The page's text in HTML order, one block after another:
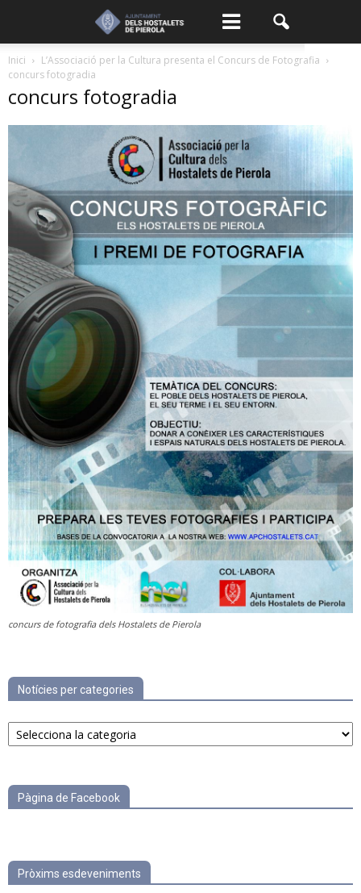
Inici
L’Associació per la Cultura presenta el Concurs de Fotografia
concurs fotogradia
concurs fotogradia
concurs de fotografia dels Hostalets de Pierola
Notícies per categories
Notícies
per
Pàgina de Facebook
Pròxims esdeveniments